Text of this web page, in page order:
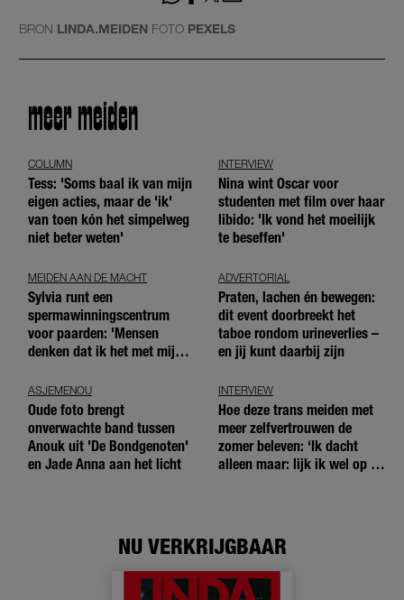
BRON LINDA.MEIDEN FOTO PEXELS
meer meiden
COLUMN
Tess: 'Soms baal ik van mijn
eigen acties, maar de 'ik'
van toen kón het simpelweg
niet beter weten'
INTERVIEW
Nina wint Oscar voor
studenten met film over haar
libido: 'Ik vond het moeilijk
te beseffen'
MEIDEN AAN DE MACHT
Sylvia runt een
spermawinningscentrum
voor paarden: 'Mensen
denken dat ik het met mijn
ADVERTORIAL
Praten, lachen én bewegen:
dit event doorbreekt het
taboe rondom urineverlies –
en jij kunt daarbij zijn
ASJEMENOU
Oude foto brengt
onverwachte band tussen
Anouk uit 'De Bondgenoten'
en Jade Anna aan het licht
INTERVIEW
Hoe deze trans meiden met
meer zelfvertrouwen de
zomer beleven: ‘Ik dacht
alleen maar: lijk ik wel op de
NU VERKRIJGBAAR